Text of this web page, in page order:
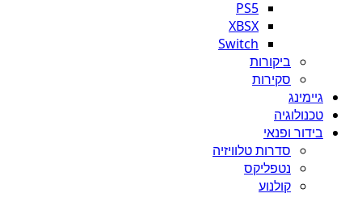
PS5
XBSX
Switch
ביקורות
סקירות
גיימינג
טכנולוגיה
בידור ופנאי
סדרות טלוויזיה
נטפליקס
קולנוע